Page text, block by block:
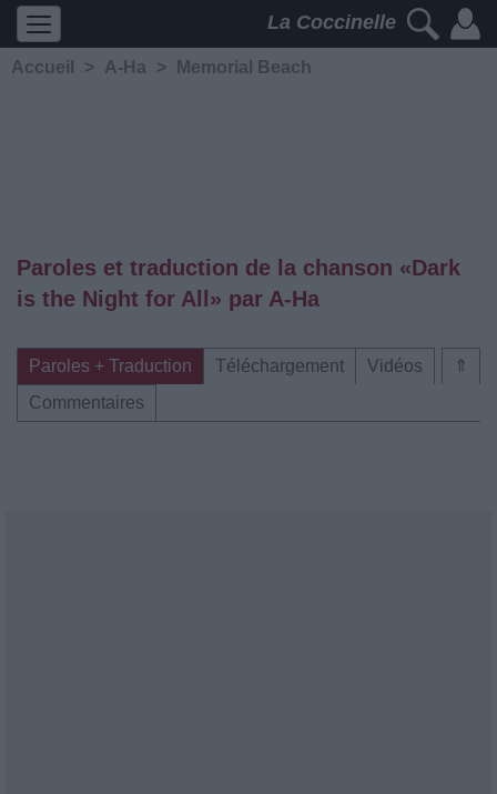
La Coccinelle
Accueil > A-Ha > Memorial Beach
Paroles et traduction de la chanson «Dark
is the Night for All» par A-Ha
⇑
Paroles + Traduction Téléchargement
Vidéos
Commentaires